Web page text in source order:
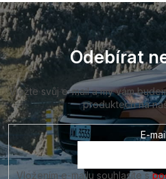
Z
á
p
a
t
í
Odebírat
Vložte svůj e-mail a my vám
produktech na
E-mail
Vložením e-mailu souhlasíte s